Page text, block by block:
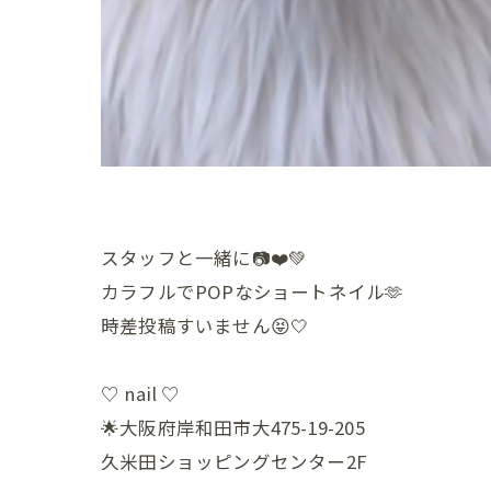
スタッフと一緒に📷❤️💚
カラフルでPOPなショートネイル🫶
時差投稿すいません😝🤍
♡ nail ♡
🌟大阪府岸和田市大475-19-205
久米田ショッピングセンター2F